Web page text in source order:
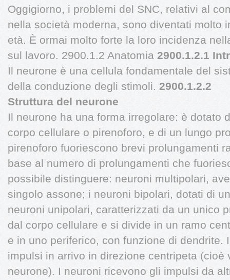
Oggigiorno, i problemi del SNC, relativi al
nella società moderna, sono diventati molto
età. È ormai molto forte la loro incidenza
sul lavoro. 2900.1.2 Anatomia 2900.1.2.1
Il neurone è una cellula fondamentale del
della conduzione degli stimoli. 2900.1.2.2
Struttura del neurone
Il neurone ha una forma irregolare: è dotato
corpo cellulare o pirenoforo, e di un lungo
pirenoforo fuoriescono brevi prolungamenti
base al numero di prolungamenti che
possibile distinguere: neuroni multipolari,
singolo assone; i neuroni bipolari, dotati di
neuroni unipolari, caratterizzati da un unico
dal corpo cellulare e si divide in un ramo
e in uno periferico, con funzione di dendrite.
impulsi in arrivo in direzione centripeta (cioè
neurone). I neuroni ricevono gli impulsi da